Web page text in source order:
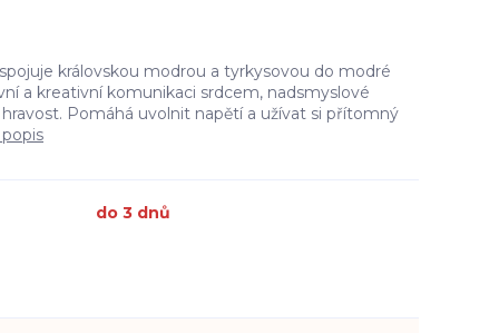
královskou modrou a tyrkysovou do modré
a kreativní komunikaci srdcem, nadsmyslové
Pomáhá uvolnit napětí a užívat si přítomný
do 3 dnů